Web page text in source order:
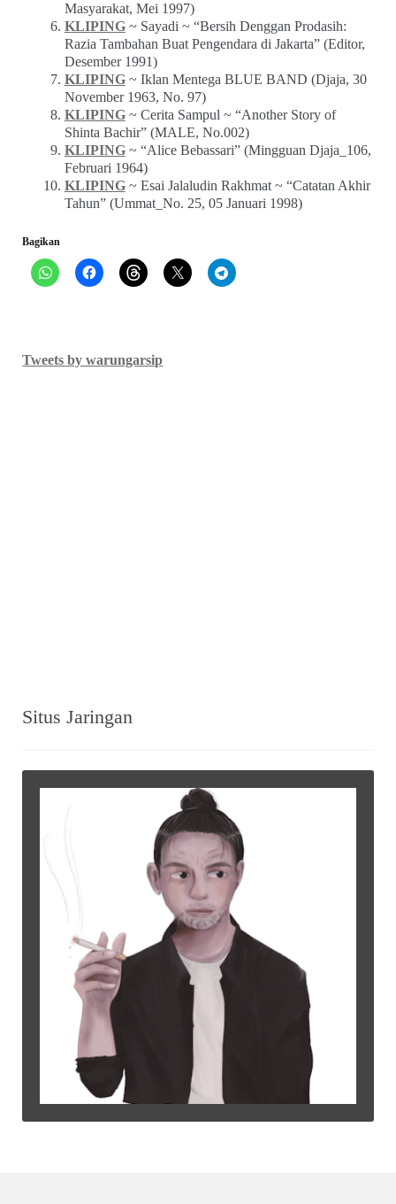
Masyarakat, Mei 1997)
KLIPING~ Sayadi ~ “Bersih Denggan Prodasih:
Razia Tambahan Buat Pengendara di Jakarta” (Editor,
Desember 1991)
KLIPING~ Iklan Mentega BLUE BAND (Djaja, 30
November 1963, No. 97)
KLIPING~ Cerita Sampul ~ “Another Story of
Shinta Bachir” (MALE, No.002)
KLIPING~ “Alice Bebassari” (Mingguan Djaja_106,
Februari 1964)
KLIPING~ Esai Jalaludin Rakhmat ~ “Catatan Akhir
Tahun” (Ummat_No. 25, 05 Januari 1998)
Bagikan
Tweets by warungarsip
Situs Jaringan